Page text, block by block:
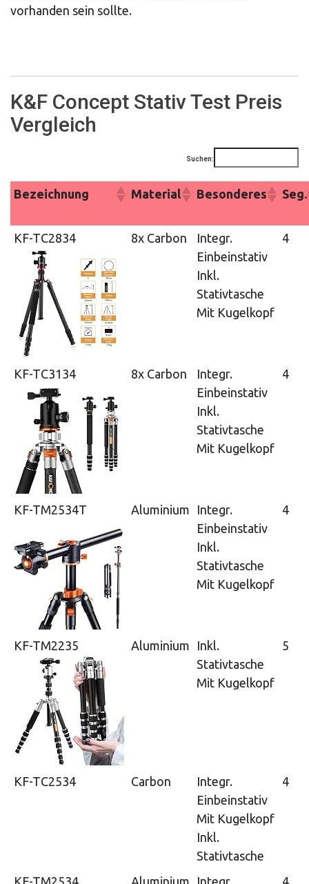
vorhanden sein sollte.
K&F Concept Stativ Test Preis
Vergleich
Suchen:
Bezeichnung Material Besonderes Seg.
KF-TC2834 8x Carbon
Integr.
Einbeinstativ
Inkl.
Stativtasche
Mit Kugelkopf
4
KF-TC3134 8x Carbon
Integr.
Einbeinstativ
Inkl.
Stativtasche
Mit Kugelkopf
4
KF-TM2534T Aluminium
Integr.
Einbeinstativ
Inkl.
Stativtasche
Mit Kugelkopf
4
KF-TM2235 Aluminium
Inkl.
Stativtasche
Mit Kugelkopf
5
KF-TC2534 Carbon
Integr.
Einbeinstativ
Mit Kugelkopf
Inkl.
Stativtasche
4